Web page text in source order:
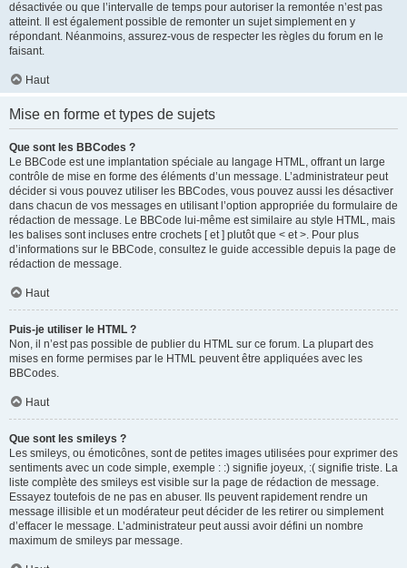
désactivée ou que l’intervalle de temps pour autoriser la remontée n’est pas
atteint. Il est également possible de remonter un sujet simplement en y
répondant. Néanmoins, assurez-vous de respecter les règles du forum en le
faisant.
Haut
Mise en forme et types de sujets
Que sont les BBCodes ?
Le BBCode est une implantation spéciale au langage HTML, offrant un large
contrôle de mise en forme des éléments d’un message. L’administrateur peut
décider si vous pouvez utiliser les BBCodes, vous pouvez aussi les désactiver
dans chacun de vos messages en utilisant l’option appropriée du formulaire de
rédaction de message. Le BBCode lui-même est similaire au style HTML, mais
les balises sont incluses entre crochets [ et ] plutôt que < et >. Pour plus
d’informations sur le BBCode, consultez le guide accessible depuis la page de
rédaction de message.
Haut
Puis-je utiliser le HTML ?
Non, il n’est pas possible de publier du HTML sur ce forum. La plupart des
mises en forme permises par le HTML peuvent être appliquées avec les
BBCodes.
Haut
Que sont les smileys ?
Les smileys, ou émoticônes, sont de petites images utilisées pour exprimer des
sentiments avec un code simple, exemple : :) signifie joyeux, :( signifie triste. La
liste complète des smileys est visible sur la page de rédaction de message.
Essayez toutefois de ne pas en abuser. Ils peuvent rapidement rendre un
message illisible et un modérateur peut décider de les retirer ou simplement
d’effacer le message. L’administrateur peut aussi avoir défini un nombre
maximum de smileys par message.